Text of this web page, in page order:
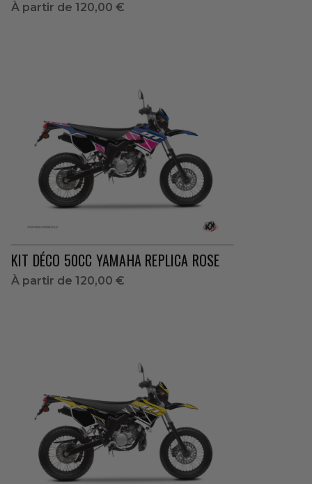
À partir de 120,00 €
KIT DÉCO 50CC YAMAHA REPLICA ROSE
À partir de 120,00 €